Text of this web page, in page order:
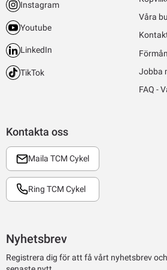
Kontakta oss
Maila TCM Cykel
Ring TCM Cykel
Instagram
Youtube
LinkedIn
TikTok
Våra
Jobba
FAQ -
Nyhetsbrev
Registrera dig för att få vårt nyhetsbrev